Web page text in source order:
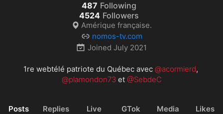
487 Following
4524 Followers
Amérique française.
nomos-tv.com
Joined July 2021
1re webtélé patriote du Québec avec @acormierd
@plamondon73 et @SebdeC
Posts Replies Live GTok Media Likes